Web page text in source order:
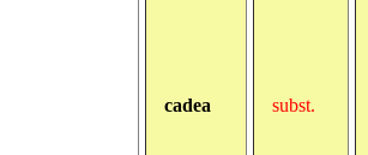
cadea subst.